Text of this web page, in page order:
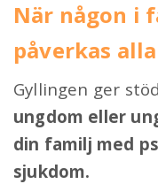
När någon i
påverkas alla
Gyllingen ger
ungdom eller
din familj med
sjukdom.